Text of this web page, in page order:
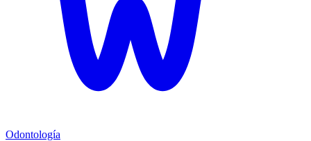
Odontología